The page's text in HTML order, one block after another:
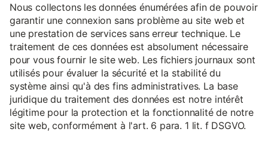
Nous collectons les données énumérées afin de pouvoir
garantir une connexion sans problème au site web et
une prestation de services sans erreur technique. Le
traitement de ces données est absolument nécessaire
pour vous fournir le site web. Les fichiers journaux sont
utilisés pour évaluer la sécurité et la stabilité du
système ainsi qu'à des fins administratives. La base
juridique du traitement des données est notre intérêt
légitime pour la protection et la fonctionnalité de notre
site web, conformément à l'art. 6 para. 1 lit. f DSGVO.